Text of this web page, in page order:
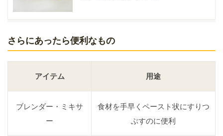
さらにあったら便利なもの
アイテム 用途
ブレンダー・ミキサ
ー
食材を手早くペースト状にすりつ
ぶすのに便利